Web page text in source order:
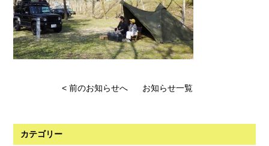
< 前のお知らせへ お知らせ一覧
カテゴリー